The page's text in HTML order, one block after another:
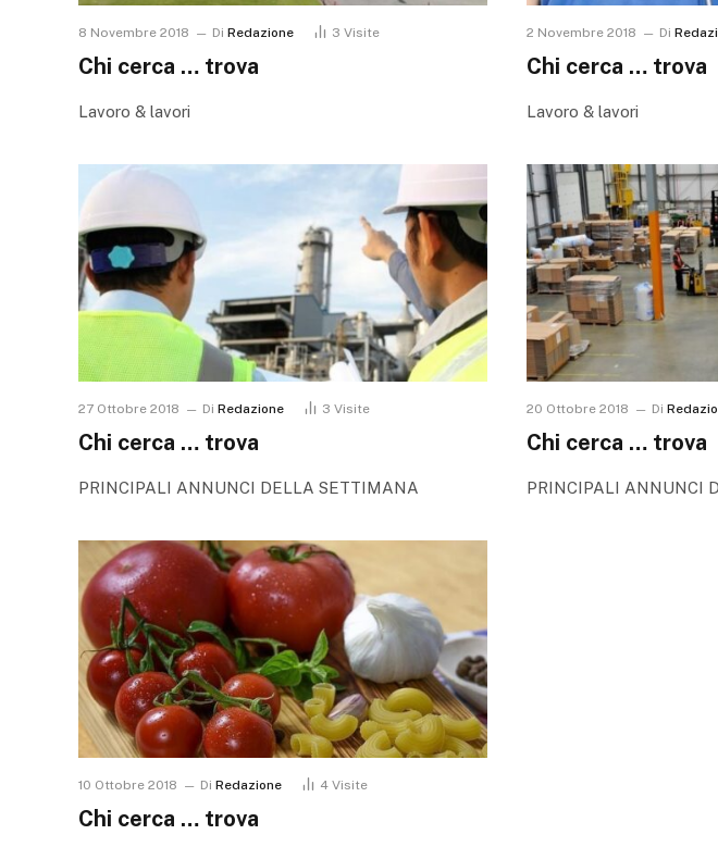
8 Novembre 2018 Di Redazione 3 Visite
Chi cerca … trova
Lavoro & lavori
2 Novembre 2018 Di
Chi cerca … trova
Lavoro & lavori
27 Ottobre 2018 Di Redazione 3 Visite
Chi cerca … trova
PRINCIPALI ANNUNCI DELLA SETTIMANA
20 Ottobre 2018 Di
Chi cerca … trova
PRINCIPALI ANNUNCI
10 Ottobre 2018 Di Redazione 4 Visite
Chi cerca … trova